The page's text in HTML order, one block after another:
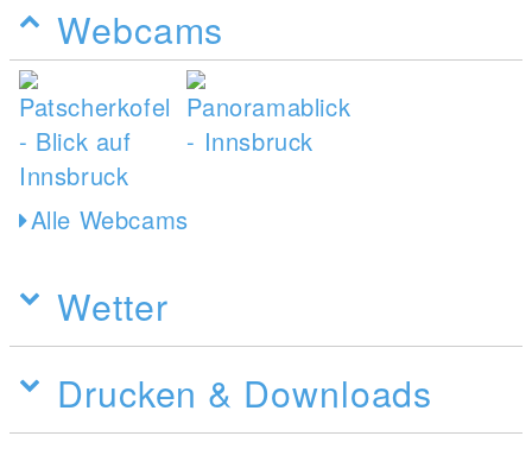
Webcams
Alle Webcams
Wetter
Drucken & Downloads